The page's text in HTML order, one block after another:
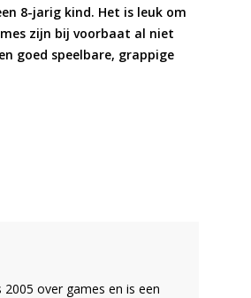
8-jarig kind. Het is leuk om
zijn bij voorbaat al niet
goed speelbare, grappige
over games en is een